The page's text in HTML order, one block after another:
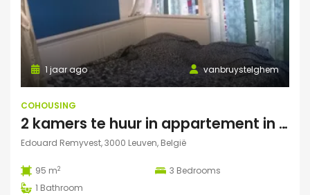
vanbruystelghem
1 jaar ago
COHOUSING
2 kamers te huur in appartement in Leuven
Edouard Remyvest, 3000 Leuven, België
95 m2 3 Bedrooms
1 Bathroom